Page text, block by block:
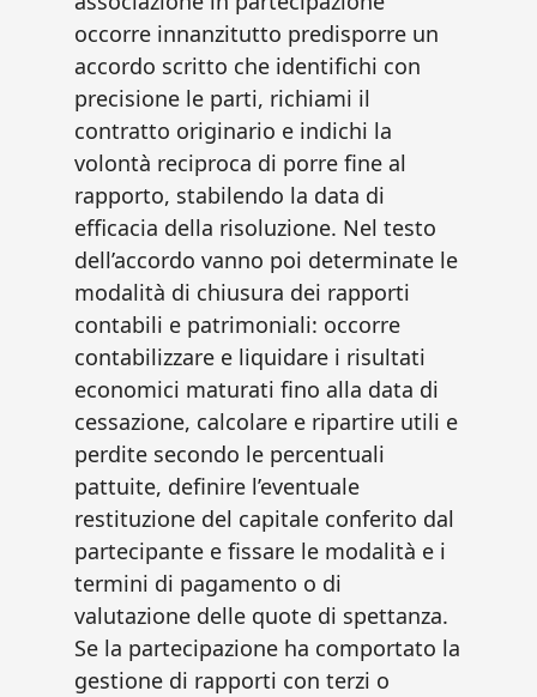
occorre innanzitutto predisporre un
accordo scritto che identifichi con
precisione le parti, richiami il
contratto originario e indichi la
volontà reciproca di porre fine al
rapporto, stabilendo la data di
efficacia della risoluzione. Nel testo
dell’accordo vanno poi determinate le
modalità di chiusura dei rapporti
contabili e patrimoniali: occorre
contabilizzare e liquidare i risultati
economici maturati fino alla data di
cessazione, calcolare e ripartire utili e
perdite secondo le percentuali
pattuite, definire l’eventuale
restituzione del capitale conferito dal
partecipante e fissare le modalità e i
termini di pagamento o di
valutazione delle quote di spettanza.
Se la partecipazione ha comportato la
gestione di rapporti con terzi o